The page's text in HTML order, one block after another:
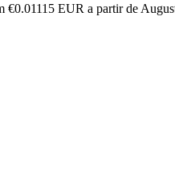
€0.01115 EUR a partir de